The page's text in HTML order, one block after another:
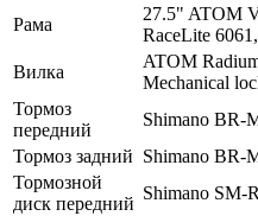
Рама
27.5" ATOM
RaceLite
Вилка
ATOM
Mechanical
Тормоз
передний
Shimano BR-
Тормоз задний Shimano BR-
Тормозной
диск передний
Shimano SM-